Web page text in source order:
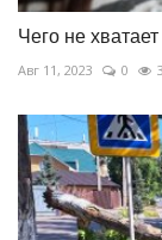
Чего не
Авг 11, 2023 0